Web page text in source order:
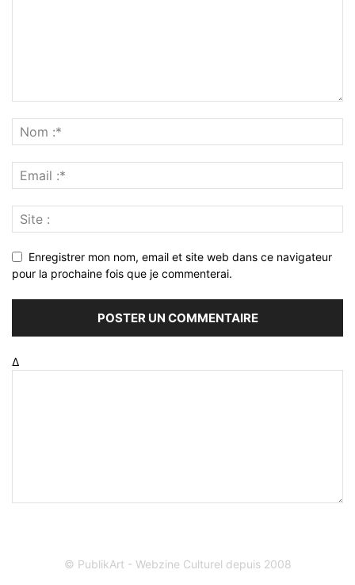
Enregistrer mon nom, email et site web dans ce navigateur
pour la prochaine fois que je commenterai.
Δ
© PublikArt - Webzine Culturel depuis 2008